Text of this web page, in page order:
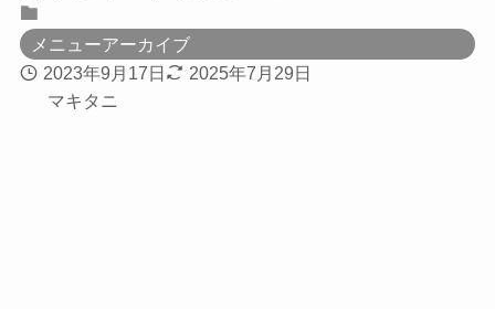
メニューアーカイブ
2023年9月17日
2025年7月29日
マキタニ